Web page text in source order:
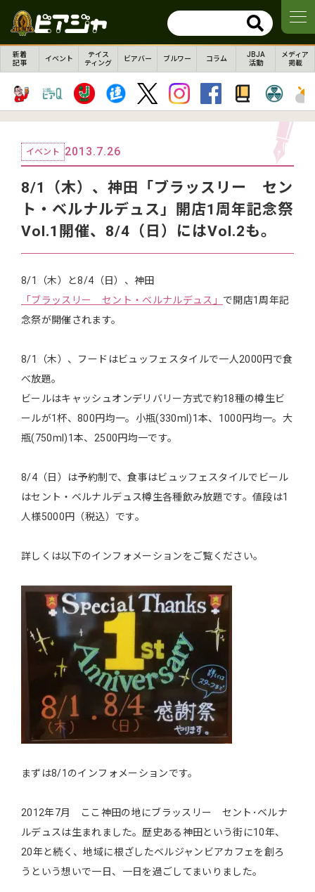
新着
記事
イベント
テイス
ティング
ビアバー ブルワー コラム
JBJA
活動
メディア
掲載
イベント 2013.7.26
8/1（木）、神田「ブラッスリー セン
ト・ベルナルデュス」開店1周年記念祭
Vol.1開催、8/4（日）にはVol.2も。
8/1（木）と8/4（日）、神田
「ブラッスリー セント・ベルナルデュス」 で開店1周年記
念祭が開催されます。
8/1（木）、フードはビュッフェスタイルで一人2000円で食
べ放題。
ビールはキャッシュオンデリバリー方式で約18種の樽生ビ
ールが1杯、800円均一。小瓶(330ml)1本、1000円均一。大
瓶(750ml)1本、2500円均一です。
8/4（日）は予約制で、食事はビュッフェスタイルでビール
はセント・ベルナルデュス樽生各種飲み放題です。値段は1
人様5000円（税込）です。
詳しくは以下のインフォメーションをご覧ください。
まずは8/1のインフォメーションです。
2012年7月 ここ神田の地にブラッスリー セント･ベルナ
ルデュスは生まれました。歴史ある神田という街に10年、
20年と続く、地域に根ざしたベルジャンビアカフェを創ろ
うという想いで一日、一日を過ごしてまいりました。